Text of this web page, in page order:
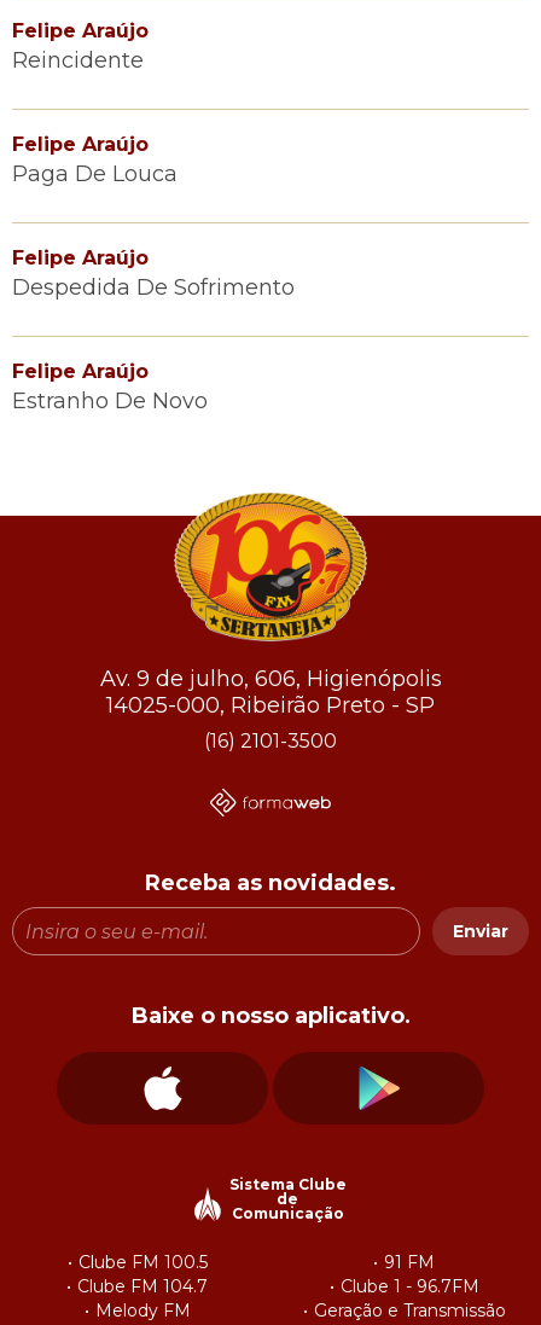
Felipe Araújo
Reincidente
Felipe Araújo
Paga De Louca
Felipe Araújo
Despedida De Sofrimento
Felipe Araújo
Estranho De Novo
Av. 9 de julho, 606, Higienópolis
14025-000, Ribeirão Preto - SP
(16) 2101-3500
Receba as novidades.
Enviar
Baixe o nosso aplicativo.
Sistema Clube
de
Comunicação
Clube FM 100.5
Clube FM 104.7
Melody FM
91 FM
Clube 1 - 96.7FM
Geração e Transmissão